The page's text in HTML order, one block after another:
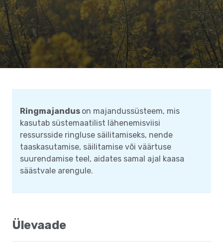
Ringmajandus on majandussüsteem, mis
kasutab süstemaatilist lähenemisviisi
ressursside ringluse säilitamiseks, nende
taaskasutamise, säilitamise või väärtuse
suurendamise teel, aidates samal ajal kaasa
säästvale arengule.
Ülevaade